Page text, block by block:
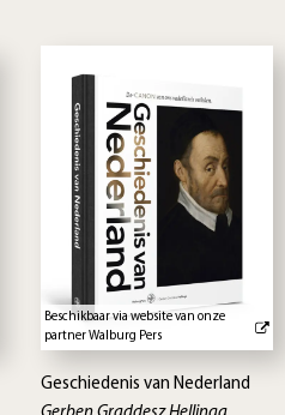
Beschikbaar via website van onze
partner Walburg Pers
Geschiedenis van Nederland